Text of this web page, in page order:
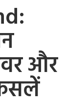
और